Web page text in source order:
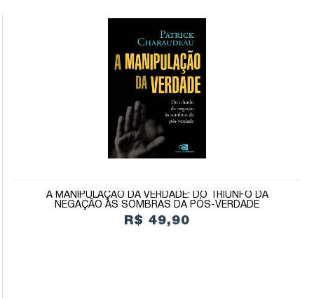
A MANIPULAÇÃO DA VERDADE: DO TRIUNFO DA
NEGAÇÃO ÀS SOMBRAS DA PÓS-VERDADE
R$ 49,90